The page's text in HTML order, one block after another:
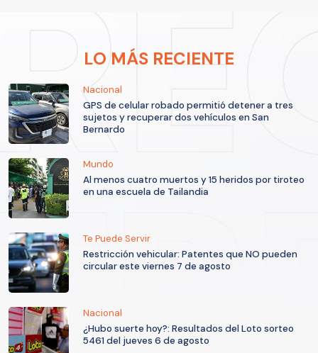
LO MÁS RECIENTE
Nacional
GPS de celular robado permitió detener a tres
sujetos y recuperar dos vehículos en San
Bernardo
Mundo
Al menos cuatro muertos y 15 heridos por tiroteo
en una escuela de Tailandia
Te Puede Servir
Restricción vehicular: Patentes que NO pueden
circular este viernes 7 de agosto
Nacional
¿Hubo suerte hoy?: Resultados del Loto sorteo
5461 del jueves 6 de agosto